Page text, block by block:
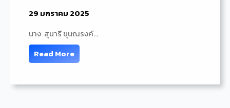
29 มกราคม 2025
นาง สุนารี ขุนณรงค์…
Read More